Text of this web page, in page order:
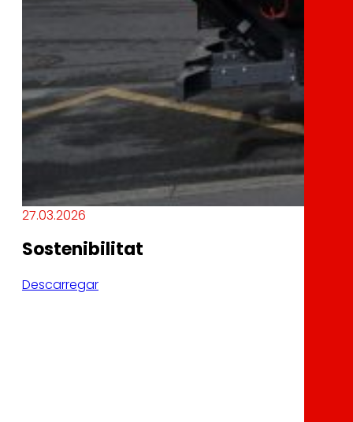
27.03.2026
Sostenibilitat
Descarregar